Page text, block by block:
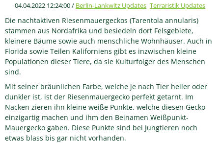
04.04.2022 12:24:00/ Berlin-Lankwitz Updates Terraristik Updates
Die nachtaktiven Riesenmauergeckos (Tarentola annularis)
stammen aus Nordafrika und besiedeln dort Felsgebiete,
kleinere Bäume sowie auch menschliche Wohnhäuser. Auch in
Florida sowie Teilen Kaliforniens gibt es inzwischen kleine
Populationen dieser Tiere, da sie Kulturfolger des Menschen
sind.
Mit seiner bräunlichen Farbe, welche je nach Tier heller oder
dunkler ist, ist der Riesenmauergecko perfekt getarnt. Im
Nacken zieren ihn kleine weiße Punkte, welche diesen Gecko
einzigartig machen und ihm den Beinamen Weißpunkt-
Mauergecko gaben. Diese Punkte sind bei Jungtieren noch
etwas blass bis gar nicht vorhanden.